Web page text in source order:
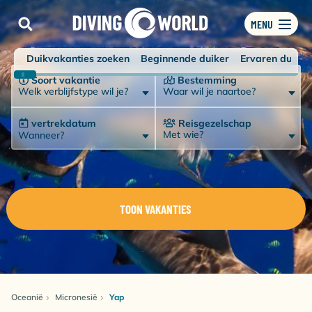
MENU
Duikvakanties zoeken Beginnende duiker
Ervaren duiker
Soort vakantie
Welk verblijfstype wil je?
Bestemming
Waar wil je naartoe?
vertrekdatum
Wanneer?
Reisgezelschap
Met wie?
TOON VAKANTIES
Oceanië Micronesië Yap